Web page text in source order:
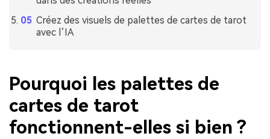
Créez des visuels de palettes de cartes de tarot
avec l’IA
Pourquoi les palettes de
cartes de tarot
fonctionnent-elles si bien ?